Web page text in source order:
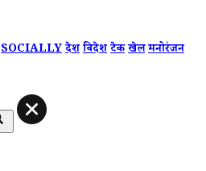
SOCIALLYदेशविदेशटेकखेलमनोरंजन